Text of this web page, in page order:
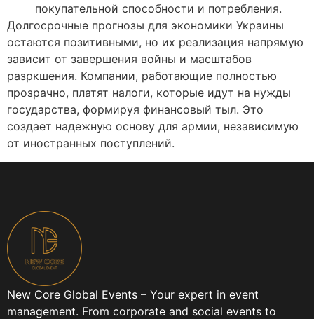
покупательной способности и потребления.
Долгосрочные прогнозы для экономики Украины
остаются позитивными, но их реализация напрямую
зависит от завершения войны и масштабов
разркшения. Компании, работающие полностью
прозрачно, платят налоги, которые идут на нужды
государства, формируя финансовый тыл. Это
создает надежную основу для армии, независимую
от иностранных поступлений.
New Core Global Events – Your expert in event
management. From corporate and social events to